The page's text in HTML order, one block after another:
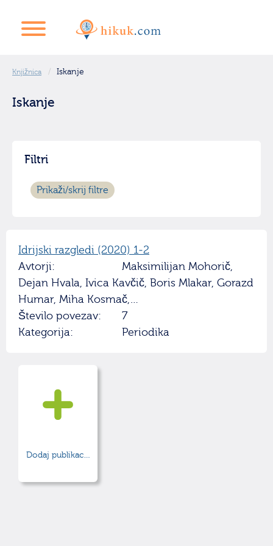
Knjižnica Iskanje
Iskanje
Filtri
Prikaži/skrij filtre
Idrijski razgledi (2020) 1-2
Avtorji:
Maksimilijan Mohorič,
Dejan Hvala, Ivica Kavčič, Boris Mlakar, Gorazd
Humar, Miha Kosmač,…
Število povezav:
7
Kategorija:
Periodika
Dodaj publikacijo